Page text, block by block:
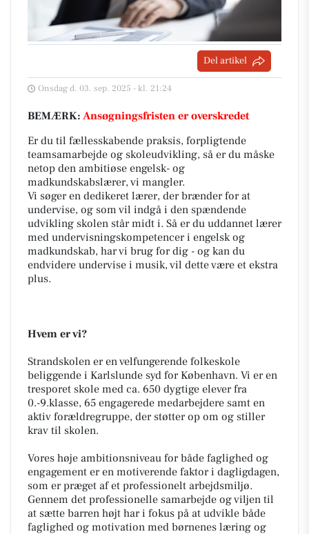
Del artikel
Onsdag d. 03. sep. 2025 - kl. 21:24
BEMÆRK: Ansøgningsfristen er overskredet
Er du til fællesskabende praksis, forpligtende
teamsamarbejde og skoleudvikling, så er du måske
netop den ambitiøse engelsk- og
madkundskabslærer, vi mangler.
Vi søger en dedikeret lærer, der brænder for at
undervise, og som vil indgå i den spændende
udvikling skolen står midt i. Så er du uddannet lærer
med undervisningskompetencer i engelsk og
madkundskab, har vi brug for dig - og kan du
endvidere undervise i musik, vil dette være et ekstra
plus.
Hvem er vi?
Strandskolen er en velfungerende folkeskole
beliggende i Karlslunde syd for København. Vi er en
tresporet skole med ca. 650 dygtige elever fra
0.-9.klasse, 65 engagerede medarbejdere samt en
aktiv forældregruppe, der støtter op om og stiller
krav til skolen.
Vores høje ambitionsniveau for både faglighed og
engagement er en motiverende faktor i dagligdagen,
som er præget af et professionelt arbejdsmiljø.
Gennem det professionelle samarbejde og viljen til
at sætte barren højt har i fokus på at udvikle både
faglighed og motivation med børnenes læring og